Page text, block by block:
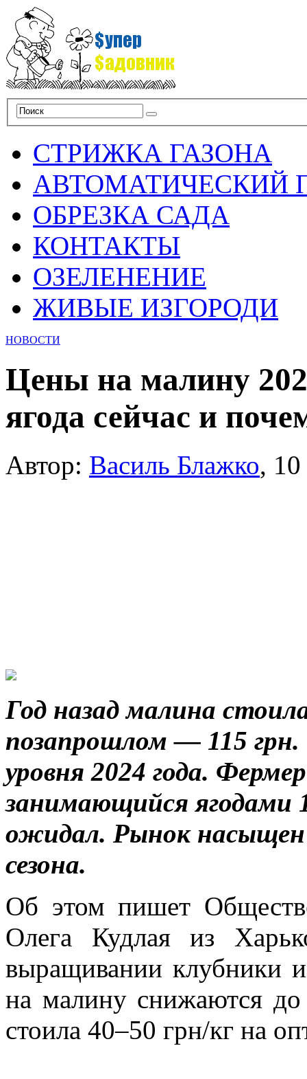
СТРИЖКА ГАЗОНА
АВТОМАТИЧЕСКИЙ
ОБРЕЗКА САДА
КОНТАКТЫ
ОЗЕЛЕНЕНИЕ
ЖИВЫЕ ИЗГОРОДИ
НОВОСТИ
Цены на малину
ягода сейчас и
Автор: Василь Блажко,
Год назад малина
позапрошлом — 115
уровня 2024 года.
занимающийся ягодами
ожидал. Рынок насыщен
сезона.
Об этом пишет
Олега Кудлая из
выращивании клубники
на малину снижаются до
стоила 40–50 грн/кг на